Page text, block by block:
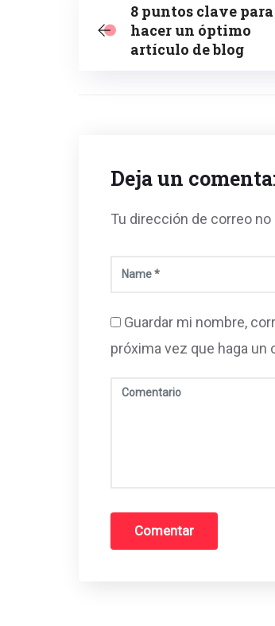
8 puntos clave para
hacer un óptimo
artículo de blog
Deja un
Tu dirección de correo
Guardar mi nombre,
próxima vez que haga un